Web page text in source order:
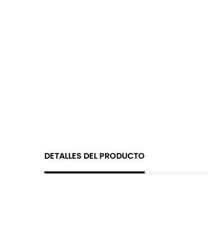
DETALLES DEL PRODUCTO